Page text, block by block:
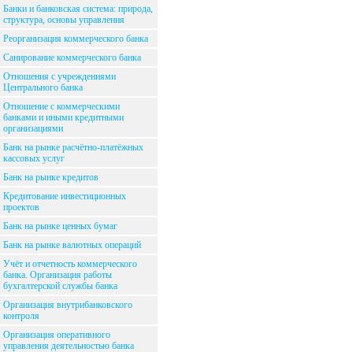
Банки и банковская система: природа,
структура, основы управления
Реорганизация коммерческого банка
Санирование коммерческого банка
Отношения с учреждениями
Центрального банка
Отношение с коммерческими
банками и иными кредитными
организациями
Банк на рынке расчётно-платёжных
кассовых услуг
Банк на рынке кредитов
Кредитование инвестиционных
проектов
Банк на рынке ценных бумаг
Банк на рынке валютных операций
Учёт и отчетность коммерческого
банка. Организация работы
бухгалтерской службы банка
Организация внутрибанковского
контроля
Организация оперативного
управления деятельностью банка